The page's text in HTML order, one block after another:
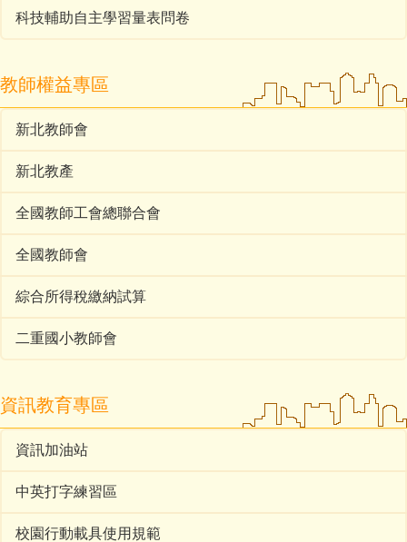
科技輔助自主學習量表問卷
教師權益專區
新北教師會
新北教產
全國教師工會總聯合會
全國教師會
綜合所得稅繳納試算
二重國小教師會
資訊教育專區
資訊加油站
中英打字練習區
校園行動載具使用規範